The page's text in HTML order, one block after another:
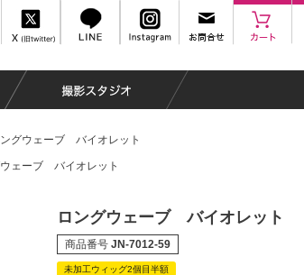
ングウェーブ バイオレット
ウェーブ バイオレット
ロングウェーブ バイオレット
商品番号 JN-7012-59
未加工ウィッグ2個目半額